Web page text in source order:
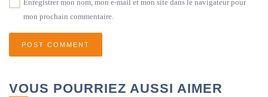
Enregistrer mon nom, mon e-mail et mon site dans le navigateur pour
mon prochain commentaire.
VOUS POURRIEZ AUSSI AIMER